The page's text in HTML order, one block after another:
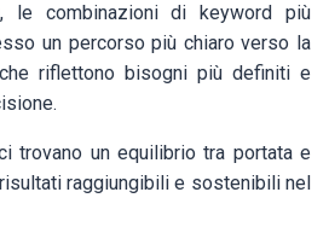
combinazioni di keyword più
un percorso più chiaro verso la
riflettono bisogni più definiti e
trovano un equilibrio tra portata e
raggiungibili e sostenibili nel